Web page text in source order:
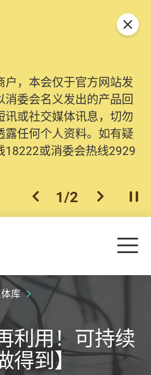
户，本会仅于官方网站发
委会名义发出的产品回
讯或社交媒体讯息，切勿
露任何个人资料。如有疑
18222或消委会热线2929
上一个
1/2 下一个开
关闭
目
库
利用！可持续
得到】